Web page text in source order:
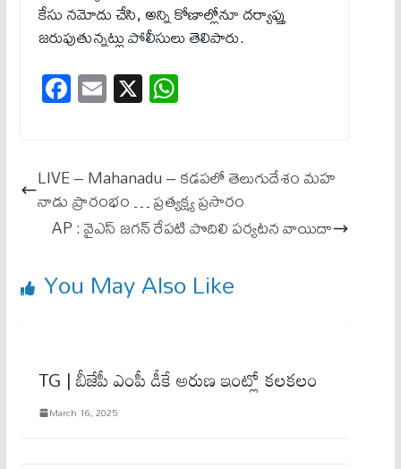
కేసు నమోదు చేసి, అన్ని కోణాల్లోనూ దర్యాప్తు
జరుపుతున్నట్లు పోలీసులు తెలిపారు.
Fa
ce
ok
E
m
X W
ha
A
pp
LIVE – Mahanadu – కడపలో తెలుగుదేశం మహ
నాడు ప్రారంభం … ప్రత్యక్ష్య ప్రసారం
AP : వైఎస్ జగన్ రేపటి పొదిలి పర్యటన వాయిదా
You May Also Like
TG | బీజేపీ ఎంపీ డీకే అరుణ ఇంట్లో కలకలం
March 16, 2025